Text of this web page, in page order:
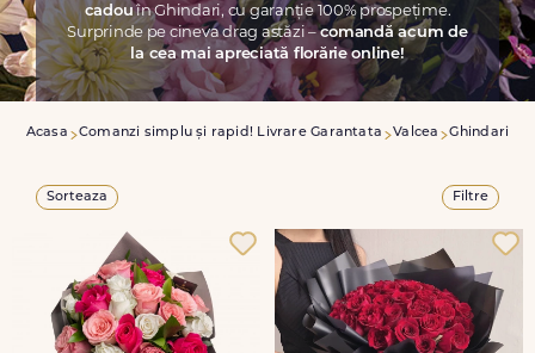
cadouîn Ghindari, cu garanție 100% prospețime.
Surprinde pe cineva drag astăzi –comandă acum de
la cea mai apreciată florărie online!
Acasa Comanzi simplu și rapid! Livrare Garantata Valcea Ghindari
Sorteaza Filtre